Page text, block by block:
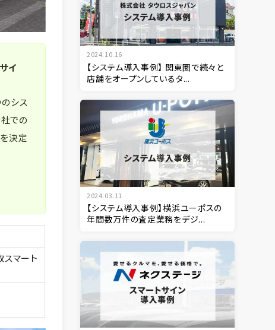
イ
シス
での
決定
マート
2024.10.16
【システム導入事例】 関東圏で続々と
店舗をオープンしているタ...
2024.03.11
【システム導入事例】横浜ユーポスの
年間数万件の査定業務をデジ...